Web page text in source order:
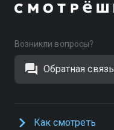
Возникли вопросы?
Обратная связь
Как смотреть